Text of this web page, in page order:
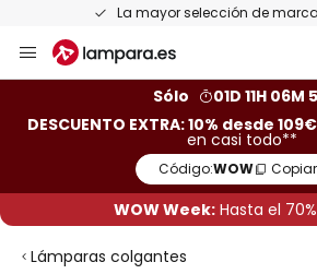
La mayor selección de
al
Sólo
01D 11H 06M
DESCUENTO EXTRA: 10% desde
en casi todo**
Código:WOW Copiar
WOW Week: Hasta el
Lámparas colgantes